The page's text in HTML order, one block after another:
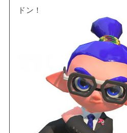
ドン！